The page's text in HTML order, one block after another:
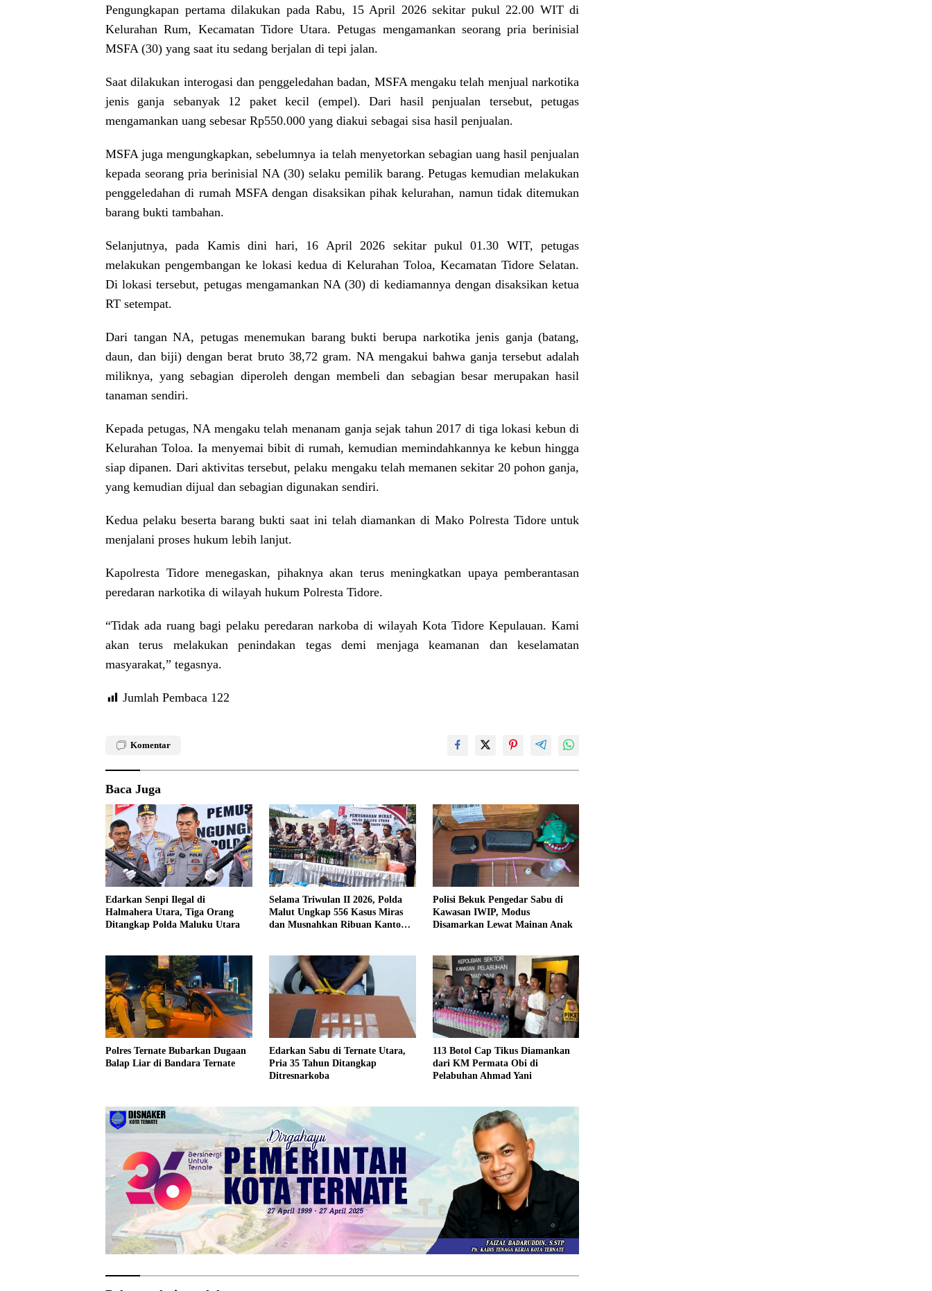
Pengungkapan pertama dilakukan pada Rabu, 15 April 2026 sekitar pukul 22.00 WIT di
Kelurahan Rum, Kecamatan Tidore Utara. Petugas mengamankan seorang pria berinisial
MSFA (30) yang saat itu sedang berjalan di tepi jalan.
Saat dilakukan interogasi dan penggeledahan badan, MSFA mengaku telah menjual narkotika
jenis ganja sebanyak 12 paket kecil (empel). Dari hasil penjualan tersebut, petugas
mengamankan uang sebesar Rp550.000 yang diakui sebagai sisa hasil penjualan.
MSFA juga mengungkapkan, sebelumnya ia telah menyetorkan sebagian uang hasil penjualan
kepada seorang pria berinisial NA (30) selaku pemilik barang. Petugas kemudian melakukan
penggeledahan di rumah MSFA dengan disaksikan pihak kelurahan, namun tidak ditemukan
barang bukti tambahan.
Selanjutnya, pada Kamis dini hari, 16 April 2026 sekitar pukul 01.30 WIT, petugas
melakukan pengembangan ke lokasi kedua di Kelurahan Toloa, Kecamatan Tidore Selatan.
Di lokasi tersebut, petugas mengamankan NA (30) di kediamannya dengan disaksikan ketua
RT setempat.
Dari tangan NA, petugas menemukan barang bukti berupa narkotika jenis ganja (batang,
daun, dan biji) dengan berat bruto 38,72 gram. NA mengakui bahwa ganja tersebut adalah
miliknya, yang sebagian diperoleh dengan membeli dan sebagian besar merupakan hasil
tanaman sendiri.
Kepada petugas, NA mengaku telah menanam ganja sejak tahun 2017 di tiga lokasi kebun di
Kelurahan Toloa. Ia menyemai bibit di rumah, kemudian memindahkannya ke kebun hingga
siap dipanen. Dari aktivitas tersebut, pelaku mengaku telah memanen sekitar 20 pohon ganja,
yang kemudian dijual dan sebagian digunakan sendiri.
Kedua pelaku beserta barang bukti saat ini telah diamankan di Mako Polresta Tidore untuk
menjalani proses hukum lebih lanjut.
Kapolresta Tidore menegaskan, pihaknya akan terus meningkatkan upaya pemberantasan
peredaran narkotika di wilayah hukum Polresta Tidore.
“Tidak ada ruang bagi pelaku peredaran narkoba di wilayah Kota Tidore Kepulauan. Kami
akan terus melakukan penindakan tegas demi menjaga keamanan dan keselamatan
masyarakat,” tegasnya.
Jumlah Pembaca 122
Komentar
Baca Juga
Edarkan Senpi Ilegal di
Halmahera Utara, Tiga Orang
Ditangkap Polda Maluku Utara
Selama Triwulan II 2026, Polda
Malut Ungkap 556 Kasus Miras
dan Musnahkan Ribuan Kantong
Polisi Bekuk Pengedar Sabu di
Kawasan IWIP, Modus
Disamarkan Lewat Mainan Anak
Polres Ternate Bubarkan Dugaan
Balap Liar di Bandara Ternate
Edarkan Sabu di Ternate Utara,
Pria 35 Tahun Ditangkap
Ditresnarkoba
113 Botol Cap Tikus Diamankan
dari KM Permata Obi di
Pelabuhan Ahmad Yani